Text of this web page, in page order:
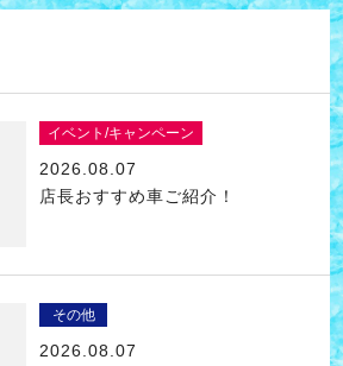
イベント/キャンペーン
2026.08.07
店長おすすめ車ご紹介！
その他
2026.08.07